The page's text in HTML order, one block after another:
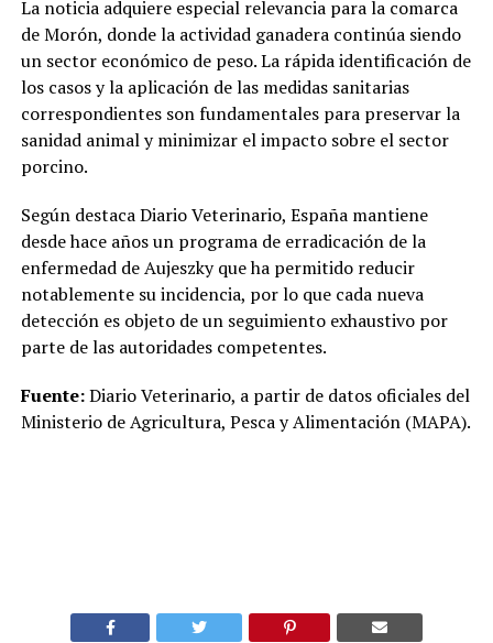
La noticia adquiere especial relevancia para la comarca
de Morón, donde la actividad ganadera continúa siendo
un sector económico de peso. La rápida identificación de
los casos y la aplicación de las medidas sanitarias
correspondientes son fundamentales para preservar la
sanidad animal y minimizar el impacto sobre el sector
porcino.
Según destaca Diario Veterinario, España mantiene
desde hace años un programa de erradicación de la
enfermedad de Aujeszky que ha permitido reducir
notablemente su incidencia, por lo que cada nueva
detección es objeto de un seguimiento exhaustivo por
parte de las autoridades competentes.
Fuente:Diario Veterinario, a partir de datos oficiales del
Ministerio de Agricultura, Pesca y Alimentación (MAPA).